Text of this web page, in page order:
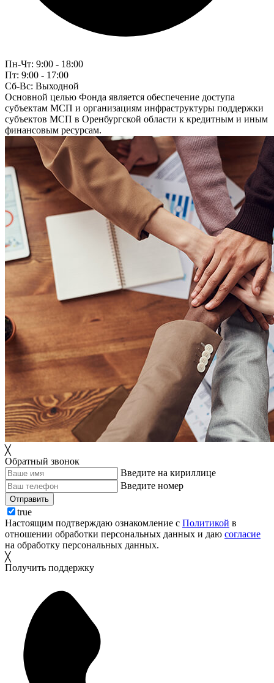
Пн-Чт: 9:00 - 18:00
Пт: 9:00 - 17:00
Сб-Вс: Выходной
Основной целью Фонда является обеспечение доступа
субъектам МСП и организациям инфраструктуры поддержки
субъектов МСП в Оренбургской области к кредитным и иным
финансовым ресурсам.
╳
Обратный звонок
Введите на кириллице
Введите номер
Отправить
true
Настоящим подтверждаю ознакомление с Политикой в
отношении обработки персональных данных и даю согласие
на обработку персональных данных.
╳
Получить поддержку